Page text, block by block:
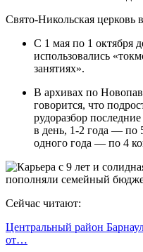
Свято-Никольская церковь
С 1 мая по 1 октября
использовались
занятиях».
В архивах по
говорится, что
рудоразбор
в день, 1-2 года — по
одного года — по 4
Сейчас читают:
Центральный район
от…